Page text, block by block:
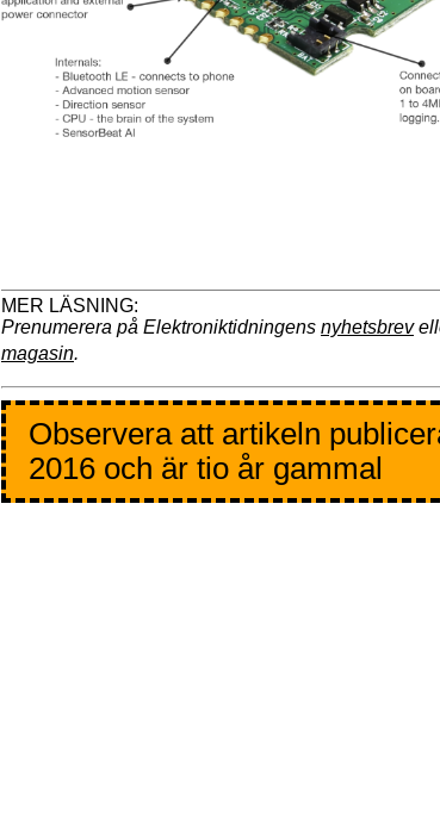
Prenumerera på Elektroniktidningens nyhetsbrev
magasin.
Observera att artikeln
2016 och är tio år gammal